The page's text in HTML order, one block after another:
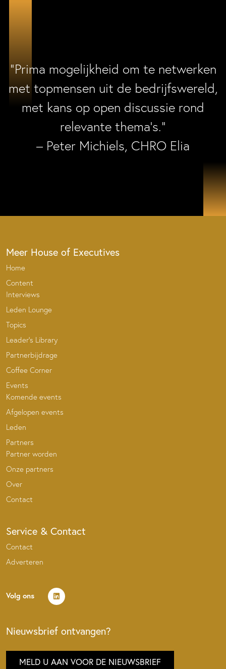
“Prima mogelijkheid om te netwerken
met topmensen uit de bedrijfswereld,
met kans op open discussie rond
relevante thema’s.”
– Peter Michiels, CHRO Elia
Meer House of Executives
Home
Content
Interviews
Leden Lounge
Topics
Leader’s Library
Partnerbijdrage
Coffee Corner
Events
Komende events
Afgelopen events
Leden
Partners
Partner worden
Onze partners
Over
Contact
Service & Contact
Contact
Adverteren
Volg ons
Nieuwsbrief ontvangen?
MELD U AAN VOOR DE NIEUWSBRIEF